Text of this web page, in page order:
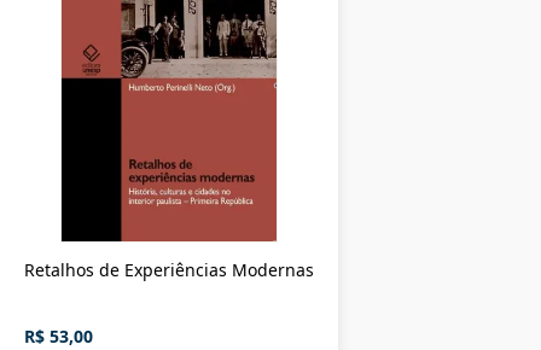
Retalhos de Experiências Modernas
R$ 53,00